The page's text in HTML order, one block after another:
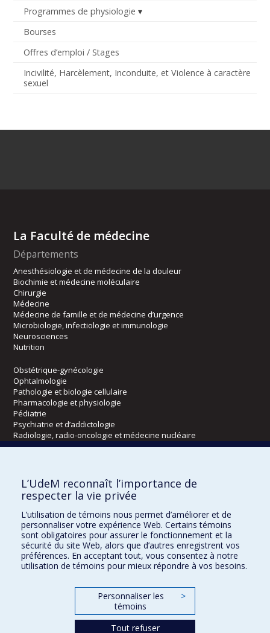
Programmes de physiologie
Bourses
Offres d’emploi / Stages
Incivilité, Harcèlement, Inconduite, et Violence à caractère
sexuel
La Faculté de médecine
Départements
Anesthésiologie et de médecine de la douleur
Biochimie et médecine moléculaire
Chirurgie
Médecine
Médecine de famille et de médecine d’urgence
Microbiologie, infectiologie et immunologie
Neurosciences
Nutrition
Obstétrique-gynécologie
Ophtalmologie
Pathologie et biologie cellulaire
Pharmacologie et physiologie
Pédiatrie
Psychiatrie et d’addictologie
Radiologie, radio-oncologie et médecine nucléaire
Kinésiologie et des sciences de l’activité physique
Orthophonie et audiologie
Réadaptation
Directions
DPC
CPASS
L’UdeM reconnaît l’importance de
respecter la vie privée
L’utilisation de témoins nous permet d’améliorer et de
personnaliser votre expérience Web. Certains témoins
sont obligatoires pour assurer le fonctionnement et la
sécurité du site Web, alors que d’autres enregistrent vos
préférences. En acceptant tout, vous consentez à notre
utilisation de témoins pour mieux répondre à vos besoins.
Personnaliser les
témoins
>
Tout refuser